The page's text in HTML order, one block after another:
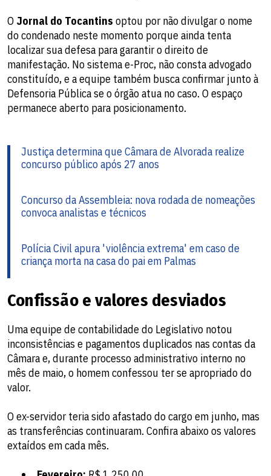
O Jornal do Tocantins optou por não divulgar o nome
do condenado neste momento porque ainda tenta
localizar sua defesa para garantir o direito de
manifestação. No sistema e-Proc, não consta advogado
constituído, e a equipe também busca confirmar junto à
Defensoria Pública se o órgão atua no caso. O espaço
permanece aberto para posicionamento.
Justiça determina que Câmara de Alvorada realize
concurso público após 27 anos
Concurso da Assembleia: nova rodada de nomeações
convoca analistas e técnicos
Polícia Civil apura 'violência extrema' em caso de
criança morta na casa do pai em Palmas
Confissão e valores desviados
Uma equipe de contabilidade do Legislativo notou
inconsistências e pagamentos duplicados nas contas da
Câmara e, durante processo administrativo interno no
mês de maio, o homem confessou ter se apropriado do
valor.
O ex-servidor teria sido afastado do cargo em junho, mas
as transferências continuaram. Confira abaixo os valores
extaídos em cada mês.